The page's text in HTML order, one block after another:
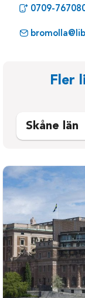
0709-
Fler
Skåne län
Bromölla
Burlöv
Eslöv
Helsingborg
Hässleholm
Höganäs